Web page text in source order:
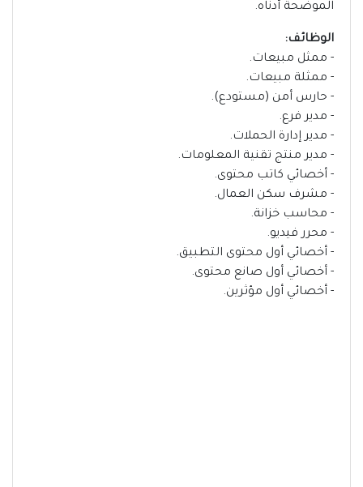
الموضحة أدناه.
الوظائف:
- ممثل مبيعات.
- ممثلة مبيعات.
- حارس أمن (مستودع).
- مدير فرع.
- مدير إدارة الحملات.
- مدير منتج تقنية المعلومات.
- أخصائي كاتب محتوى.
- مشرف سكن العمال.
- محاسب خزانة.
- محرر فيديو.
- أخصائي أول محتوى التطبيق.
- أخصائي أول صانع محتوى.
- أخصائي أول مؤثرين.